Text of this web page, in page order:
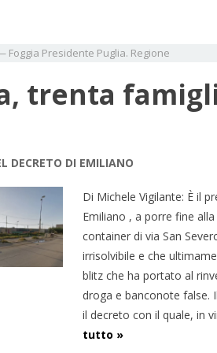
Foggia Presidente Puglia. Regione
trenta
DECRETO DI EMILIANO
Di Michele Vigilante: È il
Emiliano , a porre fine
container di via San
irrisolvibile e che
blitz che ha portato al
droga e banconote false.
il decreto con il quale, in
tutto »